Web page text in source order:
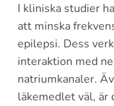
I kliniska studier
att minska
epilepsi. Dess
interaktion med
natriumkanaler.
läkemedlet väl, är